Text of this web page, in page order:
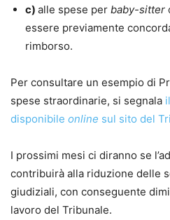
c) alle spese per baby-sitter
essere previamente
rimborso.
Per consultare un esempio di
spese straordinarie, si segnala
disponibile online sul sito del
I prossimi mesi ci diranno se
contribuirà alla riduzione delle
giudiziali, con conseguente
lavoro del Tribunale.